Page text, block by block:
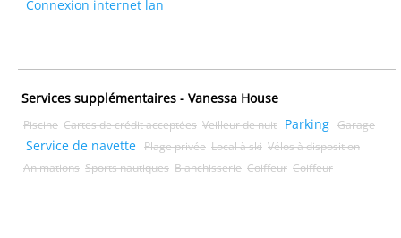
Connexion internet lan
Services supplémentaires - Vanessa House
Piscine Cartes de crédit acceptées Veilleur de nuit Parking Garage
Service de navette Plage privée Local à ski Vélos à disposition
Animations Sports nautiques Blanchisserie Coiffeur Coiffeur